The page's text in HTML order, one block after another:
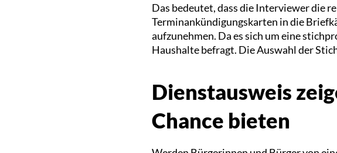
Das bedeutet, dass die Interviewer die
Terminankündigungskarten in die
aufzunehmen. Da es sich um eine
Haushalte befragt. Die Auswahl der
Dienstausweis
Chance bieten